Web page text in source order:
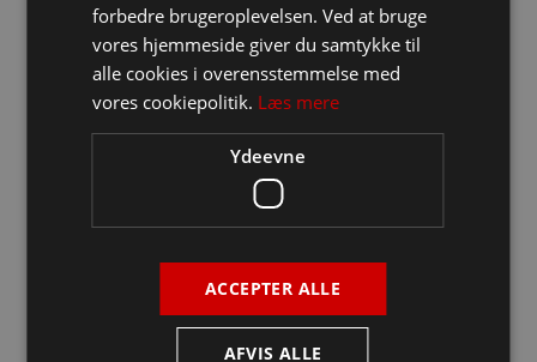
forbedre brugeroplevelsen. Ved at bruge
vores hjemmeside giver du samtykke til
alle cookies i overensstemmelse med
vores cookiepolitik. Læs mere
Ydeevne
ACCEPTER ALLE
AFVIS ALLE